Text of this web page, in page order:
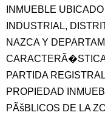
INMUEBLE
INDUSTRIAL,
NAZCA Y
PARTIDA
PROPIEDAD
PÃšBLICOS DE LA